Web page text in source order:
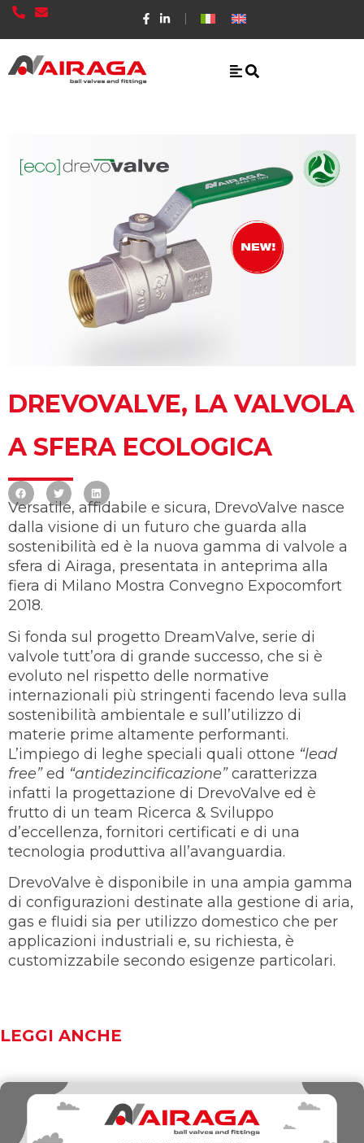
DREVOVALVE, LA VALVOLA
A SFERA ECOLOGICA
Versatile, affidabile e sicura, DrevoValve nasce
dalla visione di un futuro che guarda alla
sostenibilità ed è la nuova gamma di valvole a
sfera di Airaga, presentata in anteprima alla
fiera di Milano Mostra Convegno Expocomfort
2018.
Si fonda sul progetto DreamValve, serie di
valvole tutt’ora di grande successo, che si è
evoluto nel rispetto delle normative
internazionali più stringenti facendo leva sulla
sostenibilità ambientale e sull’utilizzo di
materie prime altamente performanti.
L’impiego di leghe speciali quali ottone “lead
free”ed “antidezincificazione”caratterizza
infatti la progettazione di DrevoValve ed è
frutto di un team Ricerca & Sviluppo
d’eccellenza, fornitori certificati e di una
tecnologia produttiva all’avanguardia.
DrevoValve è disponibile in una ampia gamma
di configurazioni destinate alla gestione di aria,
gas e fluidi sia per utilizzo domestico che per
applicazioni industriali e, su richiesta, è
customizzabile secondo esigenze particolari.
LEGGI ANCHE